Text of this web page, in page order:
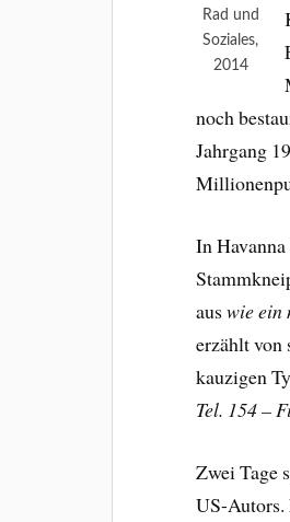
Rad und
Soziales,
2014
noch
Jahrgang
In
auswie ein
erzählt von
kauzigen
Tel. 154 –
Zwei Tage
US-Autors.